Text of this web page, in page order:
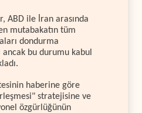
ABD ile İran arasında
mutabakatın tüm
dondurma
ancak bu durumu kabul
haberine göre
stratejisine ve
özgürlüğünün